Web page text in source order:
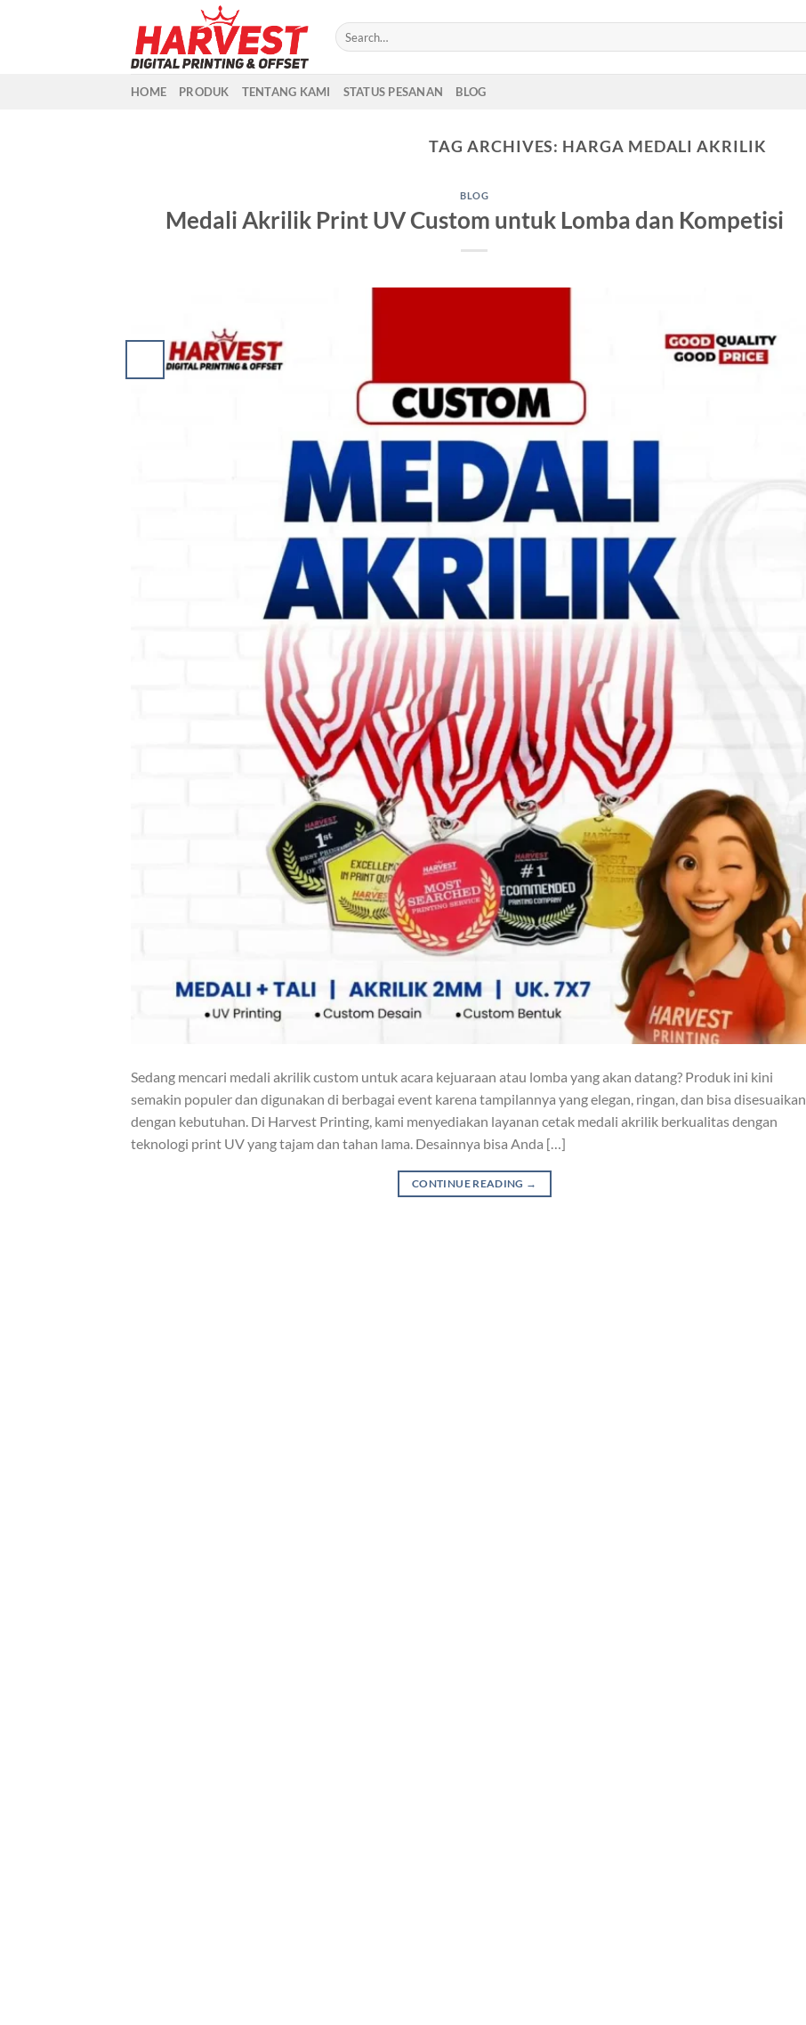
HOME PRODUK TENTANG KAMI STATUS PESANAN BLOG
TAG ARCHIVES: HARGA MEDALI AKRILIK
BLOG
Medali Akrilik Print UV Custom untuk Lomba dan Kompetisi
Sedang mencari medali akrilik custom untuk acara kejuaraan atau lomba yang akan datang? Produk ini kini
semakin populer dan digunakan di berbagai event karena tampilannya yang elegan, ringan, dan bisa disesuaikan
dengan kebutuhan. Di Harvest Printing, kami menyediakan layanan cetak medali akrilik berkualitas dengan
teknologi print UV yang tajam dan tahan lama. Desainnya bisa Anda […]
CONTINUE READING →